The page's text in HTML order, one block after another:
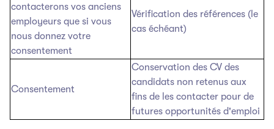
contacterons vos anciens
employeurs que si vous
nous donnez votre
consentement
Vérification des références (le
cas échéant)
Consentement
Conservation des CV des
candidats non retenus aux
fins de les contacter pour de
futures opportunités d'emploi